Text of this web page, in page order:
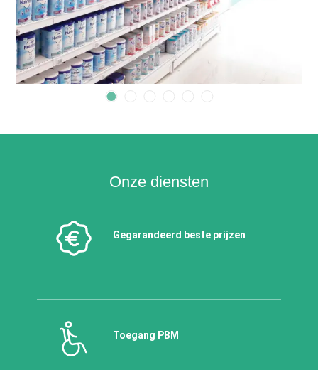
Onze diensten
Gegarandeerd beste prijzen
Toegang PBM